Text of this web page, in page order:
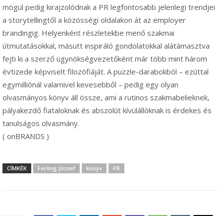
mögül pedig kirajzolódnak a PR legfontosabb jelenlegi trendjei
a storytellingtől a közösségi oldalakon át az employer
brandingig. Helyenként részletekbe menő szakmai
útmutatásokkal, másutt inspiráló gondolatokkal alátámasztva
fejti ki a szerző ügynökségvezetőként már több mint három
évtizede képviselt filozófiáját. A puzzle-darabokból – ezúttal
egymilliónál valamivel kevesebből – pedig egy olyan
olvasmányos könyv áll össze, ami a rutinos szakmabelieknek,
pályakezdő fiataloknak és abszolút kívülállóknak is érdekes és
tanulságos olvasmány.
( onBRANDS )
CÍMKÉK Ferling József könyv PR